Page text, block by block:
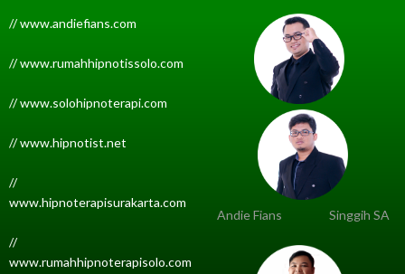
// www.andiefians.com
// www.rumahhipnotissolo.com
// www.solohipnoterapi.com
// www.hipnotist.net
//
www.hipnoterapisurakarta.com
//
www.rumahhipnoterapisolo.com
Andie Fians Singgih SA